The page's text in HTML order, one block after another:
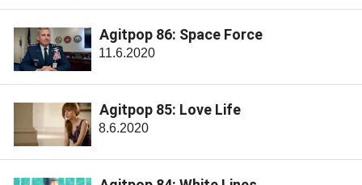
Agitpop 86: Space Force
11.6.2020
Agitpop 85: Love Life
8.6.2020